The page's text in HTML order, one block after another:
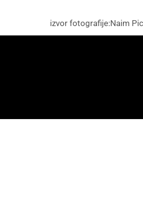
izvor fotografije:Naim